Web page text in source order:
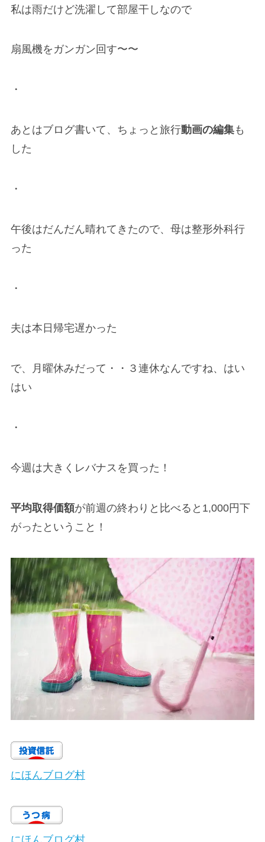
私は雨だけど洗濯して部屋干しなので
扇風機をガンガン回す〜〜
・
あとはブログ書いて、ちょっと旅行動画の編集も
した
・
午後はだんだん晴れてきたので、母は整形外科行
った
・
夫は本日帰宅遅かった
で、月曜休みだって・・３連休なんですね、はい
はい
・
今週は大きくレバナスを買った！
平均取得価額が前週の終わりと比べると1,000円下
がったということ！
にほんブログ村
にほんブログ村